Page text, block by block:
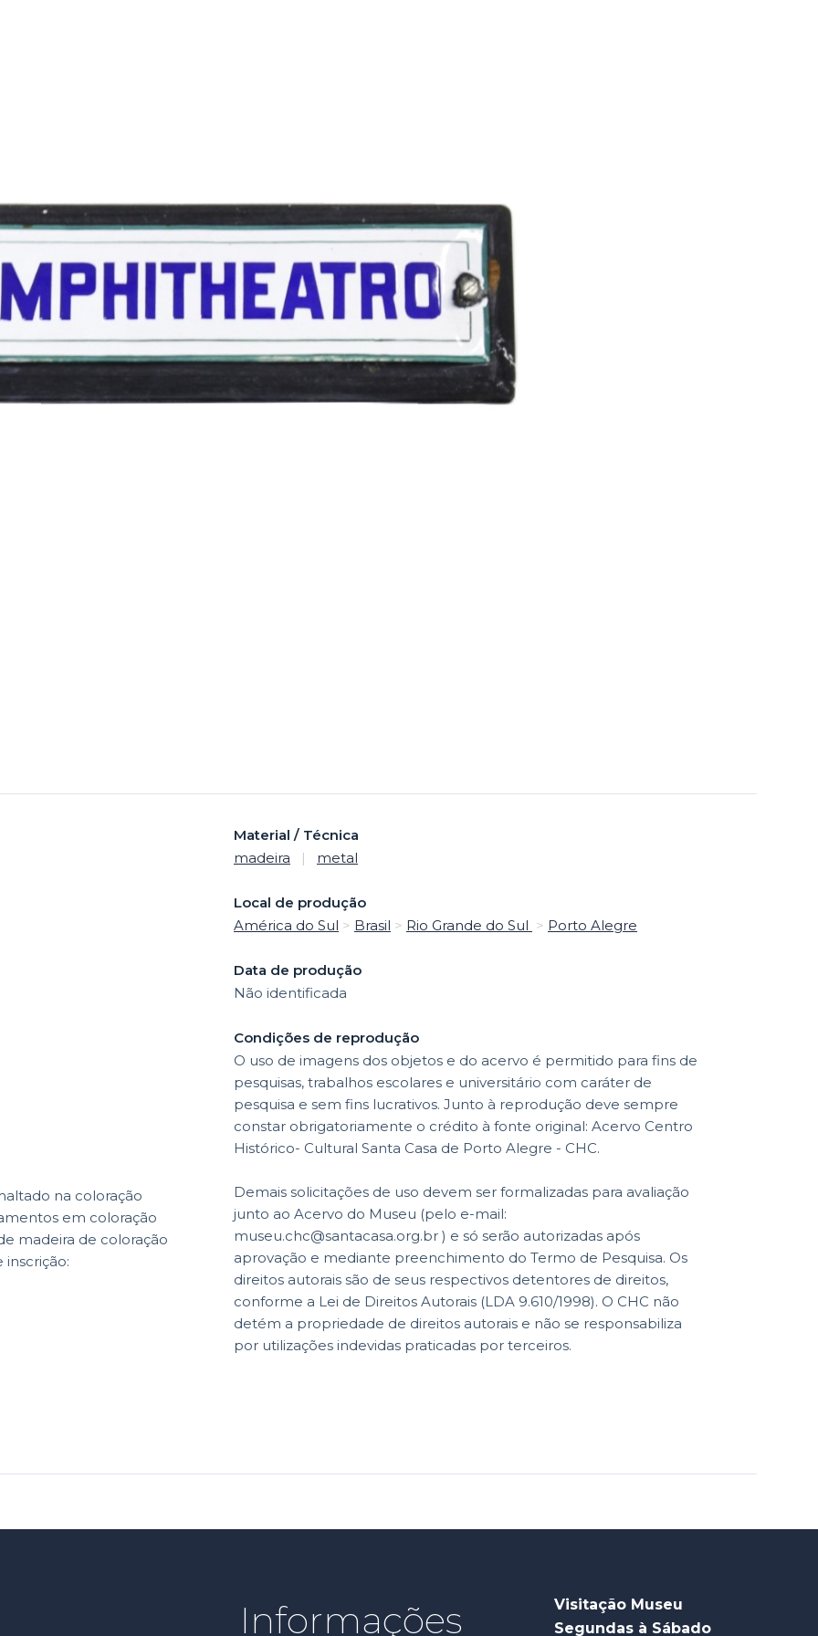
na coloração
em coloração
madeira de coloração
Material / Técnica
madeira
| metal
Local de produção
América do Sul > Brasil > Rio Grande do Sul > Porto Alegre
Data de produção
Não identificada
Condições de reprodução
O uso de imagens dos objetos e do acervo é permitido para fins de
pesquisas, trabalhos escolares e universitário com caráter de
pesquisa e sem fins lucrativos. Junto à reprodução deve sempre
constar obrigatoriamente o crédito à fonte original: Acervo Centro
Histórico- Cultural Santa Casa de Porto Alegre - CHC.
Demais solicitações de uso devem ser formalizadas para avaliação
junto ao Acervo do Museu (pelo e-mail:
museu.chc@santacasa.org.br ) e só serão autorizadas após
aprovação e mediante preenchimento do Termo de Pesquisa. Os
direitos autorais são de seus respectivos detentores de direitos,
conforme a Lei de Direitos Autorais (LDA 9.610/1998). O CHC não
detém a propriedade de direitos autorais e não se responsabiliza
por utilizações indevidas praticadas por terceiros.
Informações
Visitação Museu
Segundas à Sábado